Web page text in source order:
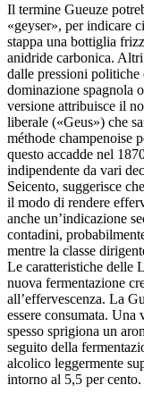
Il termine Gueuze
«geyser», per indicare
stappa una bottiglia
anidride carbonica.
dalle pressioni
dominazione spagnola
versione attribuisce il
liberale («Geus») che
méthode champenoise
questo accadde nel
indipendente da vari
Seicento, suggerisce
il modo di rendere
anche un’indicazione
contadini,
mentre la classe
Le caratteristiche delle
nuova fermentazione
all’effervescenza. La
essere consumata. Una
spesso sprigiona un
seguito della
alcolico leggermente
intorno al 5,5 per cento.